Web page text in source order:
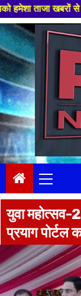
रूबरू कराया
Skip
to
content
Menu
युवा महोत्सव-
प्रयाग पोर्टल